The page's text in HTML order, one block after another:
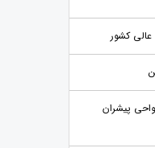
عالی کشور
پیشران